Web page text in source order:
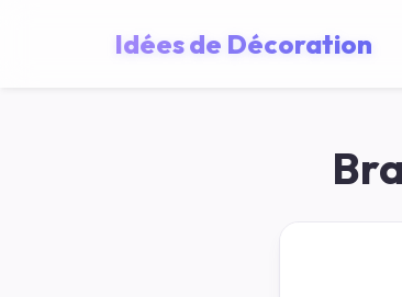
Idées de Décoration